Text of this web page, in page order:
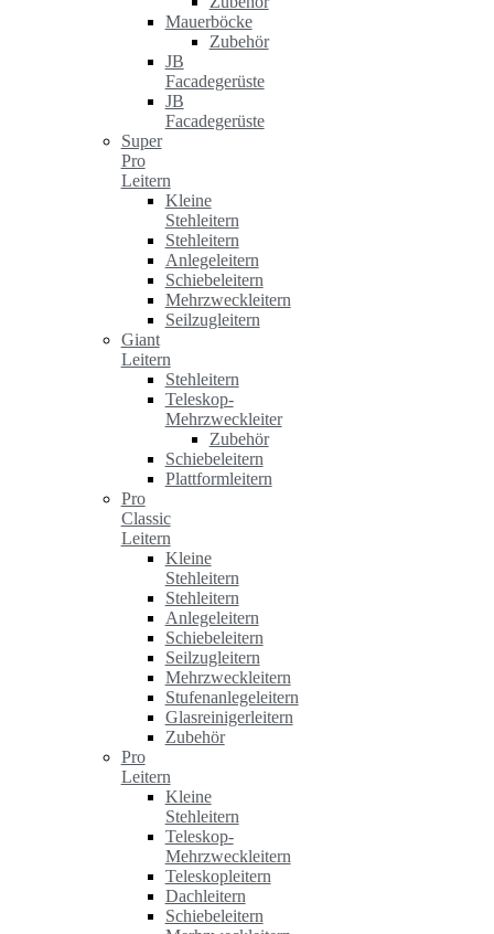
Mauerböcke
Zubehör
JB
Facadegerüste
JB
Facadegerüste
Super
Pro
Leitern
Kleine
Stehleitern
Stehleitern
Anlegeleitern
Schiebeleitern
Mehrzweckleitern
Seilzugleitern
Giant
Leitern
Stehleitern
Teleskop-
Mehrzweckleiter
Zubehör
Schiebeleitern
Plattformleitern
Pro
Classic
Leitern
Kleine
Stehleitern
Stehleitern
Anlegeleitern
Schiebeleitern
Seilzugleitern
Mehrzweckleitern
Stufenanlegeleitern
Glasreinigerleitern
Zubehör
Pro
Leitern
Kleine
Stehleitern
Teleskop-
Mehrzweckleitern
Teleskopleitern
Dachleitern
Schiebeleitern